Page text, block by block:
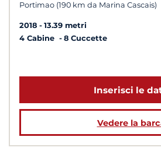
Portimao (190 km da Marina Cascais)
2018
13.39 metri
4 Cabine
8 Cuccette
Inserisci le
Vedere la